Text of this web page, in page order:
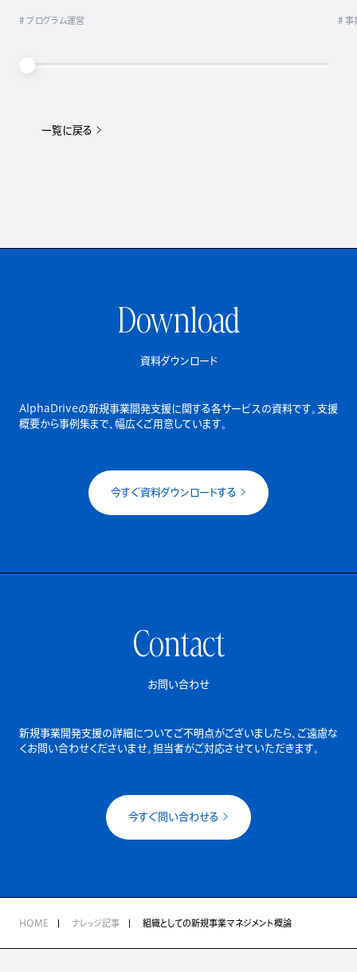
# プログラム運営 # 事
一覧に戻る
Download
資料ダウンロード
AlphaDriveの新規事業開発支援に関する各サービスの資料です。 支援
概要から事例集まで、幅広くご用意しています。
今すぐ資料ダウンロードする
Contact
お問い合わせ
新規事業開発支援の詳細についてご不明点がございましたら、 ご遠慮な
くお問い合わせくださいませ。担当者がご対応させていただきます。
今すぐ問い合わせる
HOME ナレッジ記事 組織としての新規事業マネジメント概論